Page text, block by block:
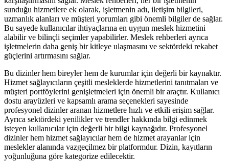
sunduğu hizmetlere ek olarak, işletmenin adı, iletişim bilgileri,
uzmanlık alanları ve müşteri yorumları gibi önemli bilgiler de sağlar.
Bu sayede kullanıcılar ihtiyaçlarına en uygun meslek hizmetini
alabilir ve bilinçli seçimler yapabilirler. Meslek rehberleri ayrıca
işletmelerin daha geniş bir kitleye ulaşmasını ve sektördeki rekabet
güçlerini artırmasını sağlar.
Bu dizinler hem bireyler hem de kurumlar için değerli bir kaynaktır.
Hizmet sağlayıcıların çeşitli mesleklerde hizmetlerini tanıtmaları ve
müşteri portföylerini genişletmeleri için önemli bir araçtır. Kullanıcı
dostu arayüzleri ve kapsamlı arama seçenekleri sayesinde
profesyonel dizinler aranan hizmetlere hızlı ve etkili erişim sağlar.
Ayrıca sektördeki yenilikler ve trendler hakkında bilgi edinmek
isteyen kullanıcılar için değerli bir bilgi kaynağıdır. Profesyonel
dizinler hem hizmet sağlayıcılar hem de hizmet arayanlar için
meslekler alanında vazgeçilmez bir platformdur. Dizin, kayıtların
yoğunluğuna göre kategorize edilecektir.